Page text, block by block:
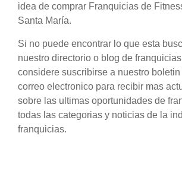
idea de comprar Franquicias de
Santa María.
Si no puede encontrar lo que esta
nuestro directorio o blog de
considere suscribirse a nuestro
correo electronico para recibir mas
sobre las ultimas oportunidades de
todas las categorias y noticias de la
franquicias.